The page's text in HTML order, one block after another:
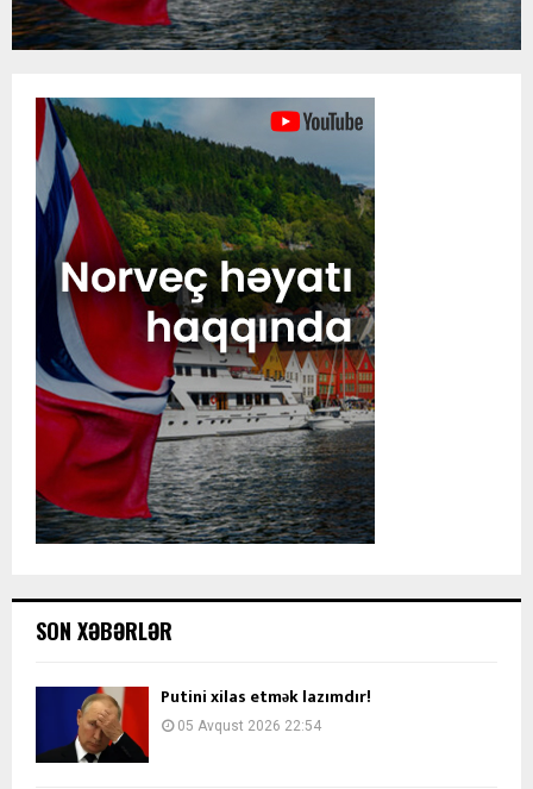
SON XƏBƏRLƏR
Putini xilas etmək lazımdır!
05 Avqust 2026 22:54